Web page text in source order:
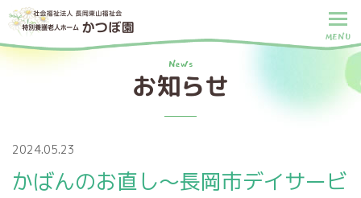
MENU
News
お知らせ
2024.05.23
かばんのお直し～長岡市デイサービ